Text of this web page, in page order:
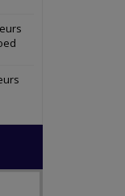
Bekijk